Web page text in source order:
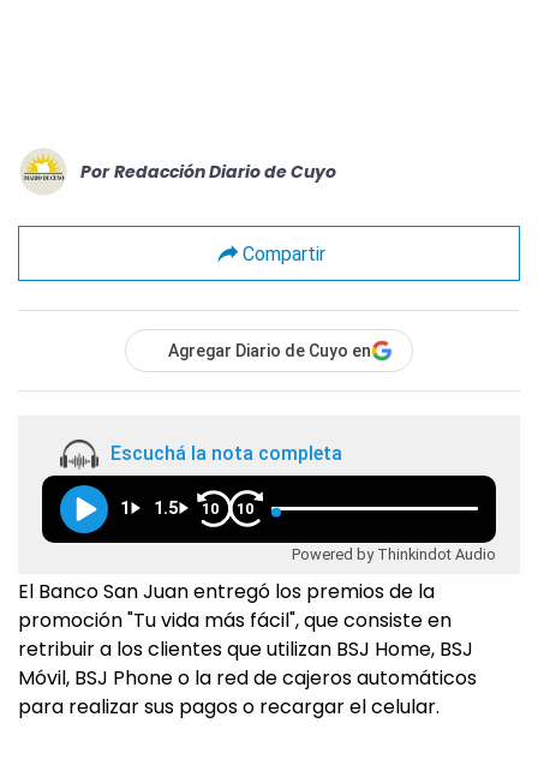
Por Redacción Diario de Cuyo
Compartir
Agregar Diario de Cuyo en
Escuchá la nota completa
1 1.5 10 10
Powered by Thinkindot Audio
El Banco San Juan entregó los premios de la
promoción "Tu vida más fácil", que consiste en
retribuir a los clientes que utilizan BSJ Home, BSJ
Móvil, BSJ Phone o la red de cajeros automáticos
para realizar sus pagos o recargar el celular.